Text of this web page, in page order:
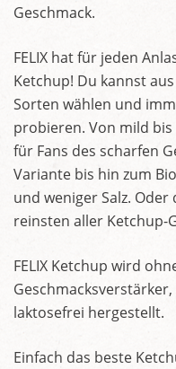
Geschmack.
FELIX hat für jeden
Ketchup! Du kannst
Sorten wählen und
probieren. Von mild
für Fans des scharfen
Variante bis hin zum
und weniger Salz.
reinsten aller Ketchup-
FELIX Ketchup wird
laktosefrei hergestellt.
Einfach das beste